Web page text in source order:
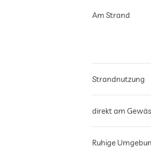
Am Strand
Strandnutzung
direkt am
Ruhige